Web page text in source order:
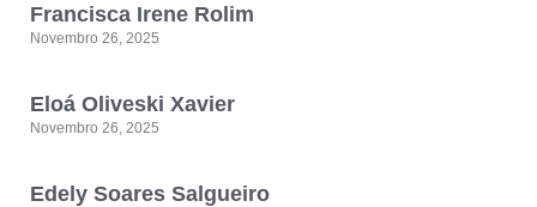
Francisca Irene Rolim
Novembro 26, 2025
Eloá Oliveski Xavier
Novembro 26, 2025
Edely Soares Salgueiro